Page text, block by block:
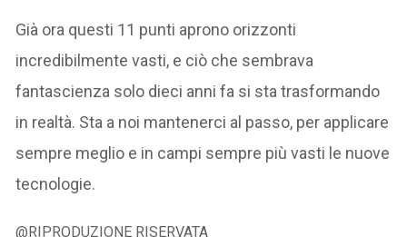
Già ora questi 11 punti aprono orizzonti
incredibilmente vasti, e ciò che sembrava
fantascienza solo dieci anni fa si sta trasformando
in realtà. Sta a noi mantenerci al passo, per applicare
sempre meglio e in campi sempre più vasti le nuove
tecnologie.
@RIPRODUZIONE RISERVATA